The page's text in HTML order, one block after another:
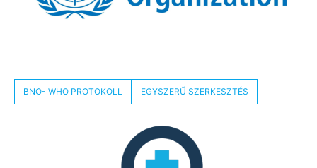
BNO- WHO PROTOKOLL EGYSZERŰ SZERKESZTÉS